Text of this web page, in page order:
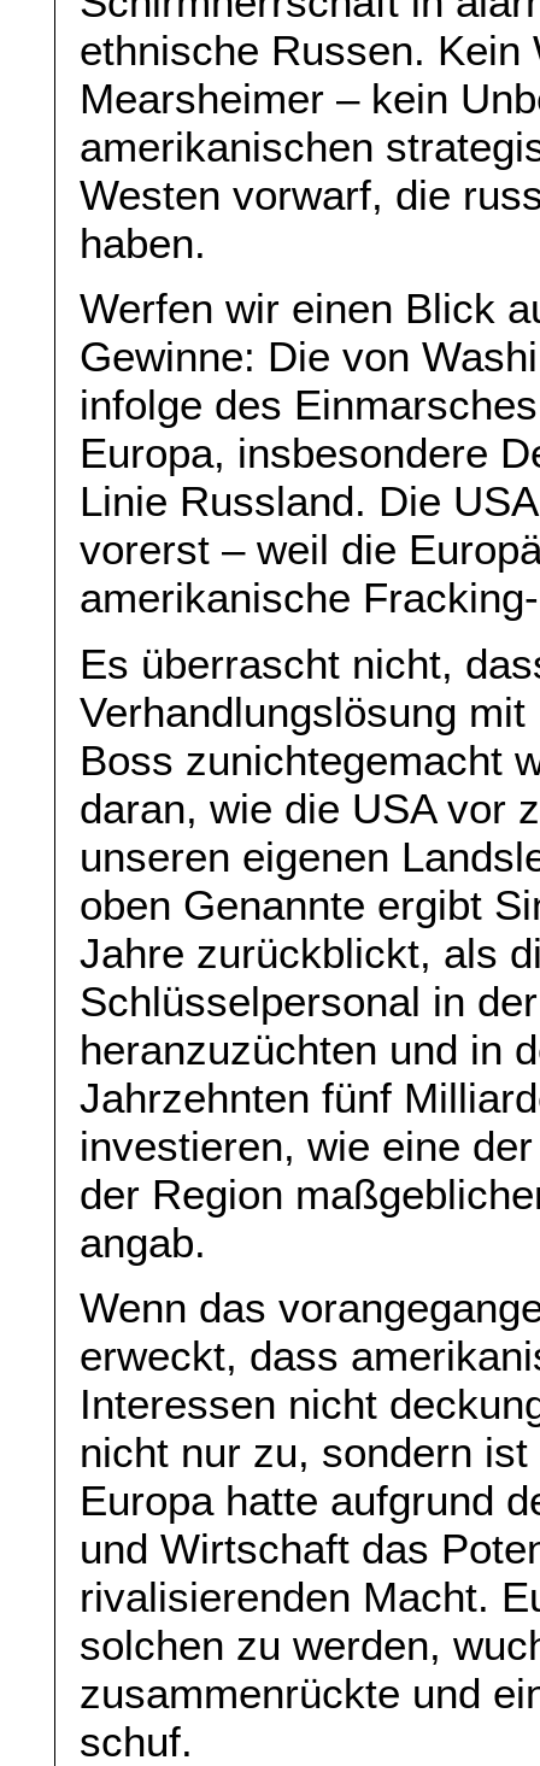
ethnische Russen. Kein
Mearsheimer – kein
amerikanischen
Westen vorwarf, die
haben.
Werfen wir einen Blick
Gewinne: Die von
infolge des
Europa, insbesondere
Linie Russland. Die
vorerst – weil die
amerikanische
Es überrascht nicht,
Verhandlungslösung
Boss zunichtegemacht
daran, wie die USA vor
unseren eigenen
oben Genannte ergibt
Jahre zurückblickt, als
Schlüsselpersonal in
heranzuzüchten und in
Jahrzehnten fünf
investieren, wie eine
der Region
angab.
Wenn das
erweckt, dass
Interessen nicht
nicht nur zu, sondern
Europa hatte aufgrund
und Wirtschaft das
rivalisierenden Macht.
solchen zu werden,
zusammenrückte und
schuf.